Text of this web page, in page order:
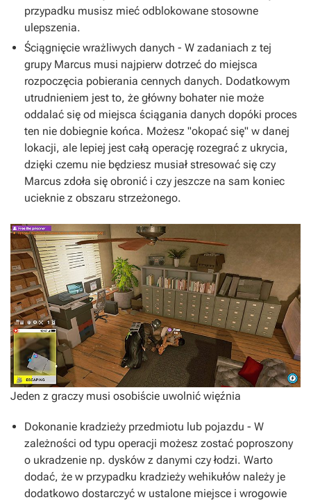
przypadku musisz mieć odblokowane stosowne
ulepszenia.
Ściągnięcie wrażliwych danych - W zadaniach z tej
grupy Marcus musi najpierw dotrzeć do miejsca
rozpoczęcia pobierania cennych danych. Dodatkowym
utrudnieniem jest to, że główny bohater nie może
oddalać się od miejsca ściągania danych dopóki proces
ten nie dobiegnie końca. Możesz "okopać się" w danej
lokacji, ale lepiej jest całą operację rozegrać z ukrycia,
dzięki czemu nie będziesz musiał stresować się czy
Marcus zdoła się obronić i czy jeszcze na sam koniec
ucieknie z obszaru strzeżonego.
Jeden z graczy musi osobiście uwolnić więźnia
Dokonanie kradzieży przedmiotu lub pojazdu - W
zależności od typu operacji możesz zostać poproszony
o ukradzenie np. dysków z danymi czy łodzi. Warto
dodać, że w przypadku kradzieży wehikułów należy je
dodatkowo dostarczyć w ustalone miejsce i wrogowie